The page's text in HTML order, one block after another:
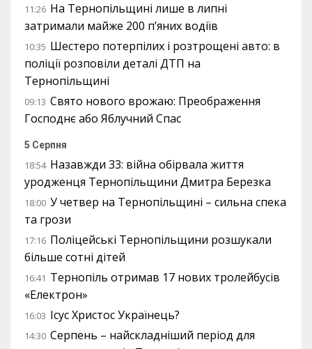
11:26 На Тернопільщині лише в липні
затримали майже 200 п’яних водіїв
10:35 Шестеро потерпілих і розтрощені авто: в
поліції розповіли деталі ДТП на
Тернопільщині
09:13 Свято нового врожаю: Преображення
Господнє або Яблучний Спас
5 Серпня
18:54 Назавжди 33: війна обірвала життя
уродженця Тернопільщини Дмитра Березка
18:00 У четвер на Тернопільщині – сильна спека
та грози
17:16 Поліцейські Тернопільщини розшукали
більше сотні дітей
16:41 Тернопіль отримав 17 нових тролейбусів
«Електрон»
16:03 Ісус Христос Українець?
14:30 Серпень – найскладніший період для